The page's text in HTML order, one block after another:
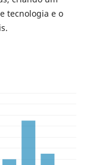
tecnologia e o